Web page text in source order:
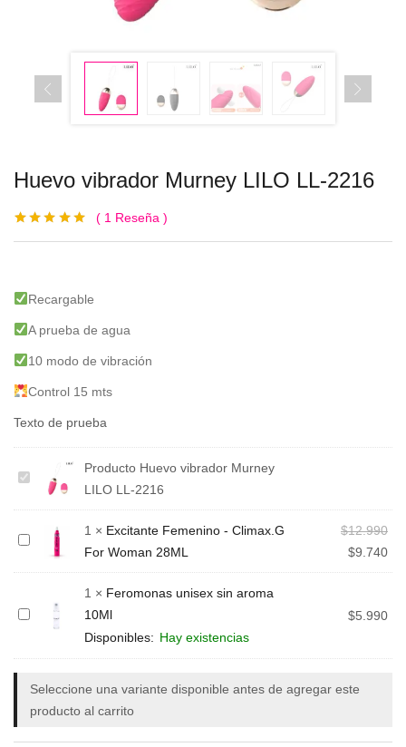
Huevo vibrador Murney LILO LL-2216
1 Reseña
Recargable
A prueba de agua
10 modo de vibración
Control 15 mts
Texto de prueba
Huevo
LILO
Producto Huevo vibrador Murney
LILO LL-2216
Excitante
Climax.G
1 × Excitante Femenino - Climax.G
For Woman 28ML
$12.990
$9.740
Feromonas
sin
1 × Feromonas unisex sin aroma
10Ml
Disponibles: Hay existencias
$5.990
Seleccione una variante disponible antes de agregar este
producto al carrito